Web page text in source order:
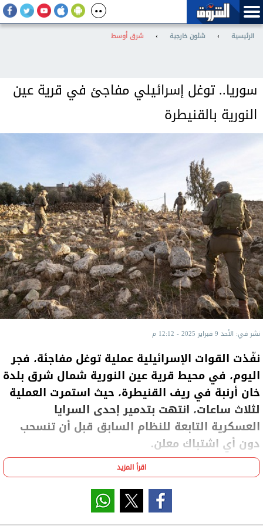
الرئيسية › شئون خارجية › شرق أوسط
سوريا.. توغل إسرائيلي مفاجئ في قرية عين
النورية بالقنيطرة
نشر في: الأحد 9 فبراير 2025 - 12:12 م
نفّذت القوات الإسرائيلية عملية توغل مفاجئة، فجر
اليوم، في محيط قرية عين النورية شمال شرق بلدة
خان أرنبة في ريف القنيطرة، حيث استمرت العملية
لثلاث ساعات، انتهت بتدمير إحدى السرايا
العسكرية التابعة للنظام السابق قبل أن تنسحب
دون أي اشتباك معلن.
وبحسب بيان للمرصد السوري لحقوق الإنسان، يأتي هذا
التوغل في سياق التحركات العسكرية الإسرائيلية
المتكررة داخل الأراضي السورية، والتي تستهدف مواقع
اقرأ المزيد